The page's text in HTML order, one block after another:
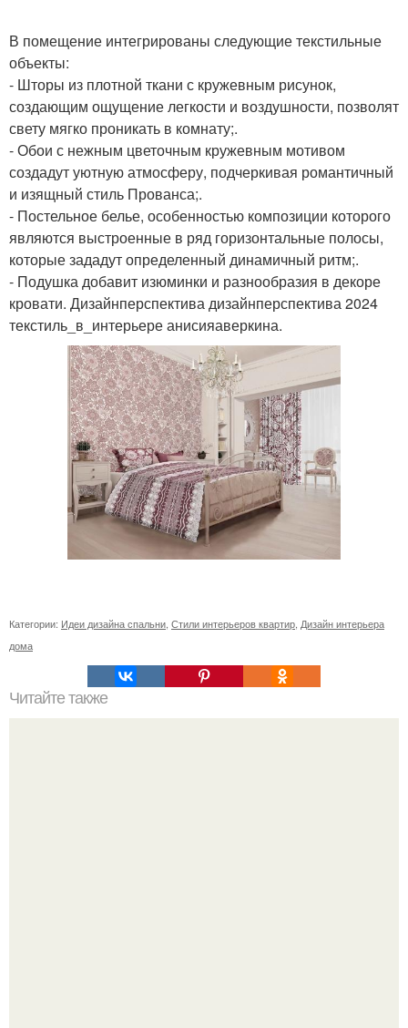
В помещение интегрированы следующие текстильные
объекты:
- Шторы из плотной ткани с кружевным рисунок,
создающим ощущение легкости и воздушности, позволят
свету мягко проникать в комнату;.
- Обои с нежным цветочным кружевным мотивом
создадут уютную атмосферу, подчеркивая романтичный
и изящный стиль Прованса;.
- Постельное белье, особенностью композиции которого
являются выстроенные в ряд горизонтальные полосы,
которые зададут определенный динамичный ритм;.
- Подушка добавит изюминки и разнообразия в декоре
кровати. Дизайнперспектива дизайнперспектива 2024
текстиль_в_интерьере анисияаверкина.
Категории: Идеи дизайна спальни Стили интерьеров квартир Дизайн интерьера
дома
Читайте также